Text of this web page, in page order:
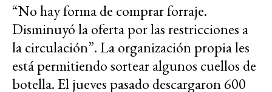
“No hay forma de comprar forraje.
Disminuyó la oferta por las restricciones a
la circulación”. La organización propia les
está permitiendo sortear algunos cuellos de
botella. El jueves pasado descargaron 600